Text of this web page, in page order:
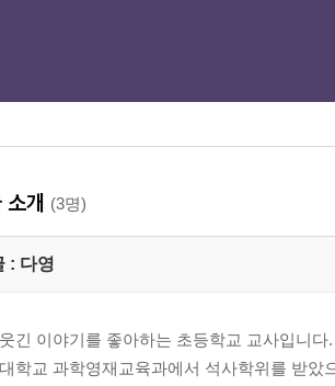
개 (3명)
: 다영
웃긴 이야기를 좋아하는 초등학교 교사입니
대학교 과학영재교육과에서 석사학위를 받았